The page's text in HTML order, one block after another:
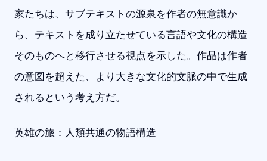
家たちは、サブテキストの源泉を作者の無意識か
ら、テキストを成り立たせている言語や文化の構造
そのものへと移行させる視点を示した。作品は作者
の意図を超えた、より大きな文化的文脈の中で生成
されるという考え方だ。
英雄の旅：人類共通の物語構造